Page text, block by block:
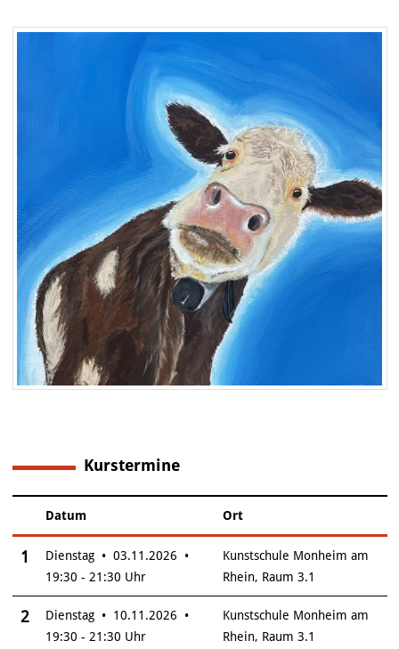
Kurstermine
Insgesamt gibt es 6 Termine zum diesen Kurs
–
Datum Ort
1
Dienstag • 03.11.2026 •
19:30 - 21:30 Uhr
Kunstschule Monheim am
Rhein, Raum 3.1
2
Dienstag • 10.11.2026 •
19:30 - 21:30 Uhr
Kunstschule Monheim am
Rhein, Raum 3.1